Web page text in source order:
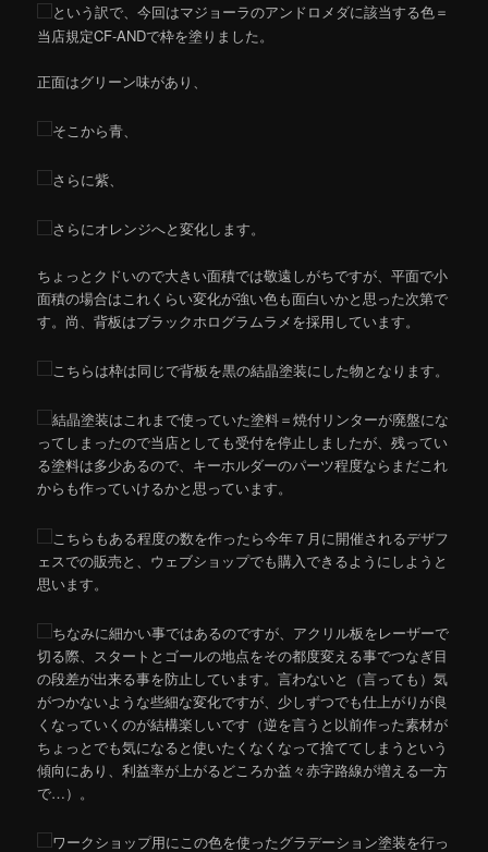
という訳で、今回はマジョーラのアンドロメダに該当する色＝
当店規定CF-ANDで枠を塗りました。
正面はグリーン味があり、
そこから青、
さらに紫、
さらにオレンジへと変化します。
ちょっとクドいので大きい面積では敬遠しがちですが、平面で小
面積の場合はこれくらい変化が強い色も面白いかと思った次第で
す。尚、背板はブラックホログラムラメを採用しています。
こちらは枠は同じで背板を黒の結晶塗装にした物となります。
結晶塗装はこれまで使っていた塗料＝焼付リンターが廃盤にな
ってしまったので当店としても受付を停止しましたが、残ってい
る塗料は多少あるので、キーホルダーのパーツ程度ならまだこれ
からも作っていけるかと思っています。
こちらもある程度の数を作ったら今年７月に開催されるデザフ
ェスでの販売と、ウェブショップでも購入できるようにしようと
思います。
ちなみに細かい事ではあるのですが、アクリル板をレーザーで
切る際、スタートとゴールの地点をその都度変える事でつなぎ目
の段差が出来る事を防止しています。言わないと（言っても）気
がつかないような些細な変化ですが、少しずつでも仕上がりが良
くなっていくのが結構楽しいです（逆を言うと以前作った素材が
ちょっとでも気になると使いたくなくなって捨ててしまうという
傾向にあり、利益率が上がるどころか益々赤字路線が増える一方
で…）。
ワークショップ用にこの色を使ったグラデーション塗装を行っ